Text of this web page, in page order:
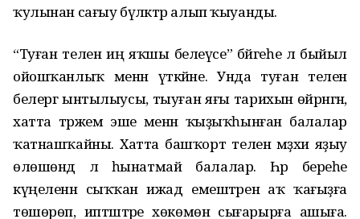
ҡулынан сағыу бүләктәр алып ҡыуанды.
“Туған телен иң яҡшы белеүсе” бәйгеһе лә быйыл
ойошҡанлыҡ менән үткәйне. Унда туған телен
белергә ынтылыусы, тыуған яғы тарихын өйрәнгән,
хатта тәржемә эше менән ҡыҙыҡһынған балалар
ҡатнашҡайны. Хатта башҡорт теленә мәҙхиә яҙыу
өлөшөндә лә һынатмай балалар. Һәр береһе
күңеленән сыҡҡан ижад емештәрен аҡ ҡағыҙға
төшөрөп, иптәштәре хөкөмөнә сығарырға ашыға.